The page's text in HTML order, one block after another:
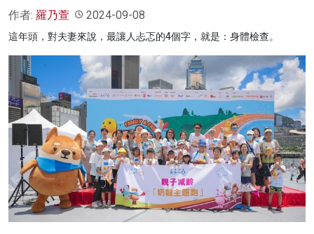
作者: 羅乃萱 2024-09-08
這年頭，對夫妻來說，最讓人忐忑的4個字，就是：身體檢查。